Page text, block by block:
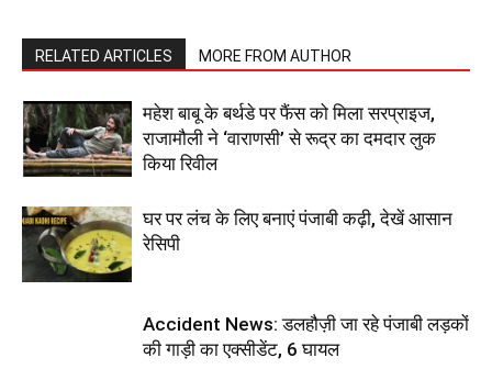
RELATED ARTICLES MORE FROM AUTHOR
महेश बाबू के बर्थडे पर फैंस को मिला सरप्राइज,
राजामौली ने ‘वाराणसी’ से रूद्र का दमदार लुक
किया रिवील
घर पर लंच के लिए बनाएं पंजाबी कढ़ी, देखें आसान
रेसिपी
Accident News: डलहौज़ी जा रहे पंजाबी लड़कों
की गाड़ी का एक्सीडेंट, 6 घायल